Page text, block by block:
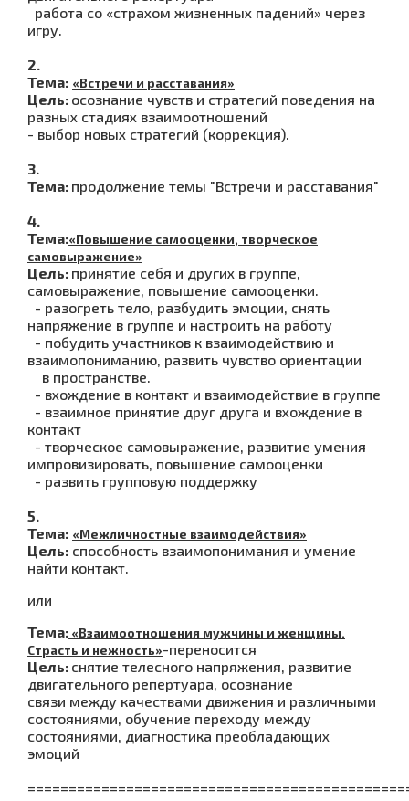
работа со «страхом жизненных падений» через
игру.
2.
Тема: «Встречи и расставания»
Цель: осознание чувств и стратегий поведения на
разных стадиях взаимоотношений
- выбор новых стратегий (коррекция).
3.
Тема: продолжение темы "Встречи и расставания"
4.
Тема:«Повышение самооценки, творческое
самовыражение»
Цель: принятие себя и других в группе,
самовыражение, повышение самооценки.
- разогреть тело, разбудить эмоции, снять
напряжение в группе и настроить на работу
- побудить участников к взаимодействию и
взаимопониманию, развить чувство ориентации
в пространстве.
- вхождение в контакт и взаимодействие в группе
- взаимное принятие друг друга и вхождение в
контакт
- творческое самовыражение, развитие умения
импровизировать, повышение самооценки
- развить групповую поддержку
5.
Тема: «Межличностные взаимодействия»
Цель: способность взаимопонимания и умение
найти контакт.
или
Тема: «Взаимоотношения мужчины и женщины.
Страсть и нежность»-переносится
Цель: снятие телесного напряжения, развитие
двигательного репертуара, осознание
связи между качествами движения и различными
состояниями, обучение переходу между
состояниями, диагностика преобладающих
эмоций